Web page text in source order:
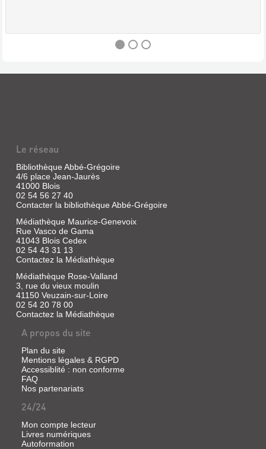
Teulade,
L'ecole
des
loisirs,
PARCE
QUE
JE
T'AIME...
Livre
Teulade,
Pascal
L'ecole
des
loisirs,
LE
Le réseau
Bibliothèque Abbé-Grégoire
4/6 place Jean-Jaurès
41000 Blois
02 54 56 27 40
Contacter la bibliothèque Abbé-Grégoire
Médiathèque Maurice-Genevoix
Rue Vasco de Gama
41043 Blois Cedex
02 54 43 31 13
Contactez la Médiathèque
Médiathèque Rose-Valland
3, rue du vieux moulin
41150 Veuzain-sur-Loire
02 54 20 78 00
Contactez la Médiathèque
A propos du site
Plan du site
Mentions légales & RGPD
Accessiblité : non conforme
FAQ
Nos partenariats
24/24
Mon compte lecteur
Livres numériques
Autoformation